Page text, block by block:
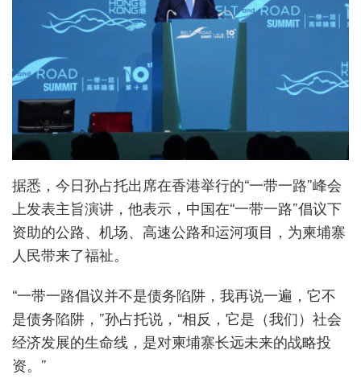
据悉，今日孙占托出席在香港举行的“一带一路”峰会
上发表主旨演讲，他表示，中国在“一带一路”倡议下
资助的公路、机场、高速公路和运河项目，为柬埔寨
人民带来了福祉。
“一带一路倡议并不是债务陷阱，我再说一遍，它不
是债务陷阱，”孙占托说，“相反，它是（我们）社会
经济发展的生命线，是对柬埔寨长远未来的战略投
资。”